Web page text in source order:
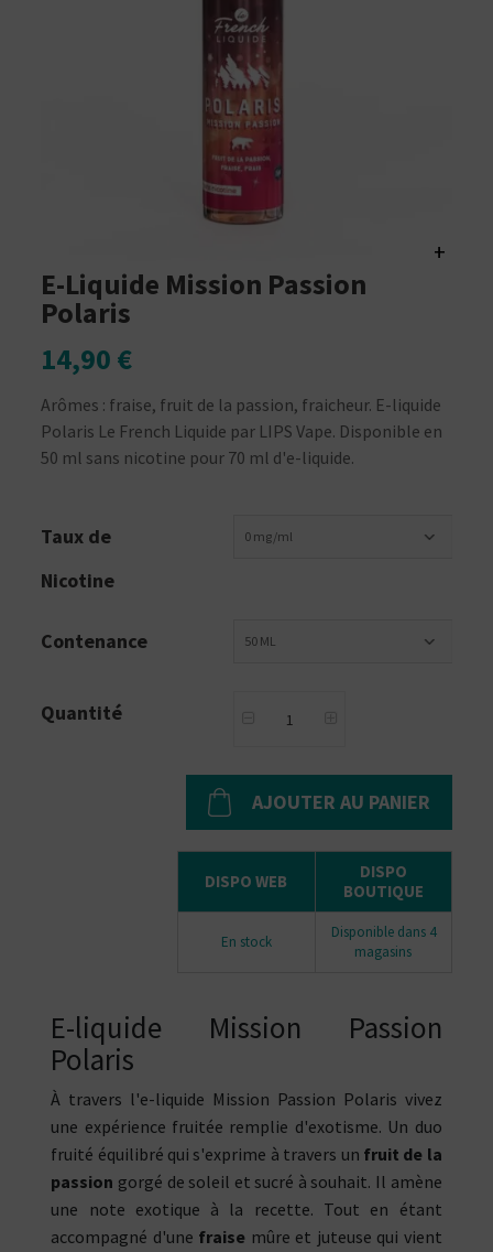
+
E-Liquide Mission Passion
Polaris
14,90 €
Arômes : fraise, fruit de la passion, fraicheur. E-liquide
Polaris Le French Liquide par LIPS Vape. Disponible en
50 ml sans nicotine pour 70 ml d'e-liquide.
Taux de
Nicotine
0 mg/ml
Contenance 50 ML
Quantité
AJOUTER AU PANIER
DISPO WEB
DISPO
BOUTIQUE
En stock
Disponible dans 4
magasins
E-liquide Mission Passion
Polaris
À travers l'e-liquide Mission Passion Polaris vivez
une expérience fruitée remplie d'exotisme. Un duo
fruité équilibré qui s'exprime à travers un fruit de la
passion gorgé de soleil et sucré à souhait. Il amène
une note exotique à la recette. Tout en étant
accompagné d'une fraise mûre et juteuse qui vient